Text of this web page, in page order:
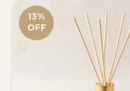
13%
OFF